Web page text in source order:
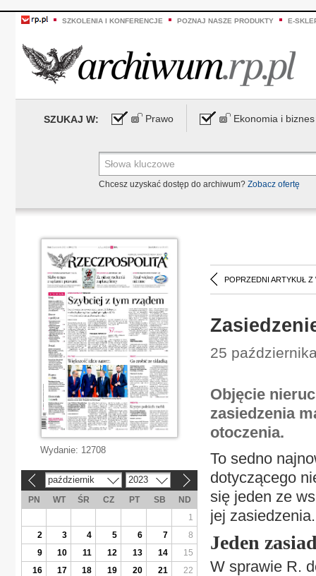
SZKOLENIA I KONFERENCJE POZNAJ NASZE PRODUKTY E-
SZUKAJ W: Prawo Ekonomia i biznes
Chcesz uzyskać dostęp do archiwum? Zobacz ofertę
POPRZEDNI ARTYKUŁ Z
25
Objęcie
zasiedzenia
otoczenia.
To sedno
dotyczącego
się jeden ze
jej zasiedzenia.
Jeden
W sprawie R.
Wydanie: 12708
październik 2023
PN WT ŚR CZ PT SB
ND
1
2
3 4 5 6 7
8
9
10 11 12 13 14
15
16
17 18 19 20 21
22